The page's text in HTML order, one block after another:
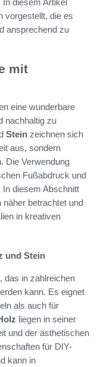
diesem Artikel
vorgestellt, die es
ansprechend zu
mit
eine wunderbare
nachhaltig zu
Stein zeichnen sich
aus, sondern
Die Verwendung
Fußabdruck und
diesem Abschnitt
näher betrachtet und
in kreativen
und Stein
das in zahlreichen
kann. Es eignet
als auch für
liegen in seiner
und der ästhetischen
für DIY-
kann in